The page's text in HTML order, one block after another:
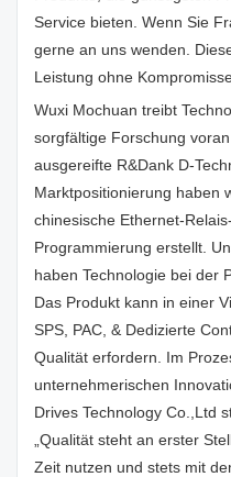
Service bieten. Wenn Sie
gerne an uns wenden.
Leistung ohne
Wuxi Mochuan treibt
sorgfältige Forschung
ausgereifte R&Dank D-
Marktpositionierung haben
chinesische Ethernet-
Programmierung erstellt.
haben Technologie bei der
Das Produkt kann in einer
SPS, PAC, & Dedizierte
Qualität erfordern. Im
unternehmerischen
Drives Technology Co.,Ltd
„Qualität steht an erster
Zeit nutzen und stets mit